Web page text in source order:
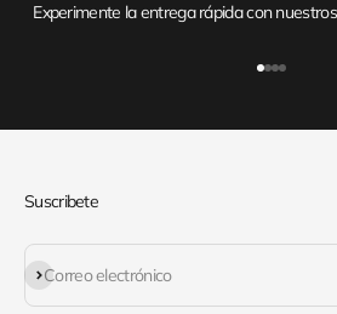
Experimente la entrega rápida con
Suscribete
Correo electrónico
Suscribirse